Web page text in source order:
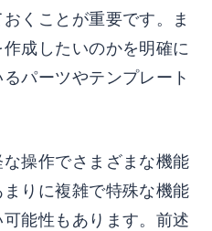
くことが重要です。ま
成したいのかを明確に
パーツやテンプレート
操作でさまざまな機能
りに複雑で特殊な機能
能性もあります。前述